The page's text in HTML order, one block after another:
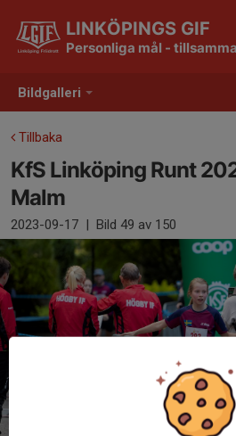
Bildgalleri
LINKÖPINGS GIF
Personliga mål -
Tillbaka
KfS Linköping Runt
Malm
2023-09-17 | Bild 49 av 150